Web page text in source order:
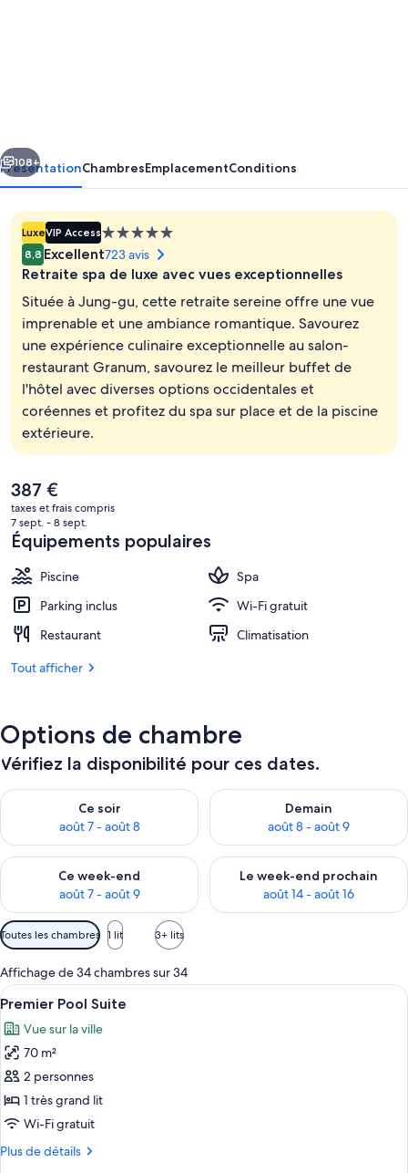
Seoul
Literie de qualité supérieure,
Suivant
108+
PrésentationChambresEmplacementConditions
LuxeVIP AccessHébergement
5.0 étoiles
8,8 Excellent723 avis
Retraite spa de luxe avec vues exceptionnelles
Située à Jung-gu, cette retraite sereine offre une vue
imprenable et une ambiance romantique. Savourez
une expérience culinaire exceptionnelle au salon-
restaurant Granum, savourez le meilleur buffet de
l'hôtel avec diverses options occidentales et
coréennes et profitez du spa sur place et de la piscine
extérieure.
Le
prix
actuel
est
de
387 €.
387 €
taxes et frais compris
7 sept. - 8 sept.
Équipements populaires
Piscine
Spa
Parking inclus
Wi-Fi gratuit
Restaurant
Climatisation
Tout afficher
Options de chambre
Vérifiez la disponibilité pour ces dates.
Ce soir
août 7 - août 8
Vérifier la disponibilité pour ce soir août 7 - août 8
Demain
août 8 - août 9
Vérifier la disponibilité pour
Ce week-end
août 7 - août 9
Vérifier la disponibilité pour ce week-end août 7 - août 9
Le week-end prochain
août 14 - août 16
Vérifier la disponibilité pour
Filtres
disponibles
pour
les
chambres
Toutes les chambres 1 lit 3+ lits
Affichage de 34 chambres sur 34
Afficher
toutes
les
photos
pour
ce
type
chambre :
Une chambre d’hôtel moderne
2
Premier Pool Suite
Vue sur la ville
70 m²
2 personnes
1 très grand lit
Wi-Fi gratuit
Plus de détails
Plus